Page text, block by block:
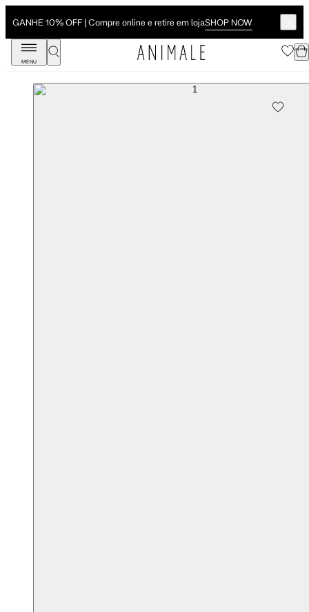
GANHE 10% OFF | Compre online e retire em lojaSHOP NOW
MENU